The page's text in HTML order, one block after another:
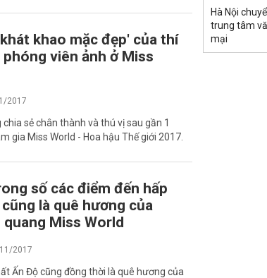
khao mặc đẹp' của thí
viên ảnh ở Miss
2017
sẻ chân thành và thú vị sau gần 1
gia Miss World - Hoa hậu Thế giới 2017.
số các điểm đến hấp
là quê hương của
Miss World
2017
Ấn Độ cũng đồng thời là quê hương của
Hà Nội
trung tâm
mại